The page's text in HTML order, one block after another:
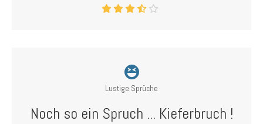
Lustige Sprüche
Noch so ein Spruch ... Kieferbruch !